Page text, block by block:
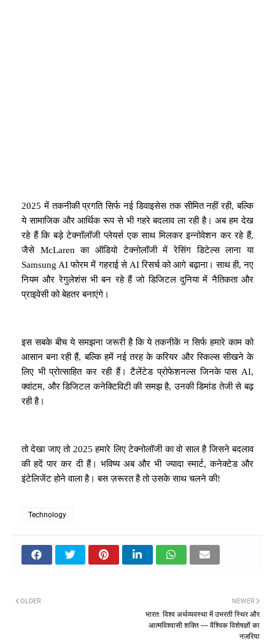
2025 में तकनीकी प्रगति सिर्फ नई डिवाइसेस तक सीमित नहीं रही, बल्कि
ये सामाजिक और आर्थिक रूप से भी गहरे बदलाव ला रही है। अब हम देख
रहे हैं कि बड़े टेक्नॉलॉजी प्लेयर्स एक साथ मिलकर इन्नोवेशन कर रहे हैं,
जैसे McLaren का ऑडियो टेक्नोलॉजी में रेसिंग डिटेल्स लाना या
Samsung AI फोरम में गहराई से AI रिसर्च को आगे बढ़ाना। साथ ही, नए
नियम और रेगुलेशंस भी बन रहे हैं जो डिजिटल दुनिया में नैतिकता और
प्राइवेसी को बेहतर बनाएंगे।
इस सबके बीच ये समझना जरूरी है कि ये तकनीकें न सिर्फ हमारे काम को
आसान बना रही हैं, बल्कि हमें नई तरह के करियर और स्किल्स सीखने के
लिए भी प्रोत्साहित कर रही हैं। टैलेंटेड प्रोफेशनल्स जिनके पास AI,
क्वांटम, और डिजिटल कनेक्टिविटी की समझ है, उनकी डिमांड तेजी से बढ़
रही है।
तो देखा जाए तो 2025 हमारे लिए टेक्नोलॉजी का वो साल है जिसने बदलाव
की हदें पार कर दी हैं। भविष्य अब और भी ज्यादा स्मार्ट, कनेक्टेड और
इंटेलिजेंट होने वाला है। बस ज़रूरत है तो उसके साथ चलने की!
Technology
NEWER
भारत: विश्व अर्थव्यवस्था में उभरती स्थिर और
आत्मविश्वासी शक्ति — वैश्विक विशेषज्ञों का
नजरिया
OLDER